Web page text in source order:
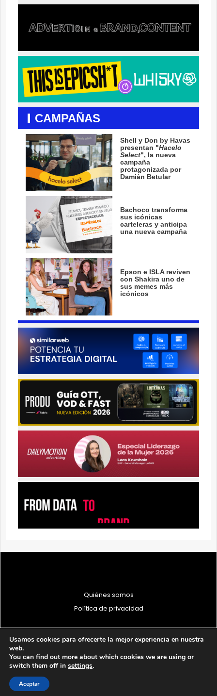
Quiénes somos
Política de privacidad
© 1997 - 2026 PRODU - Todos los derechos reservados
Usamos cookies para ofrecerte la mejor experiencia en nuestra
web.
You can find out more about which cookies we are using or
switch them off in settings.
Aceptar